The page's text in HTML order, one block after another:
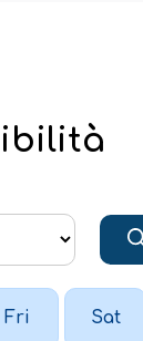
Fri Sat